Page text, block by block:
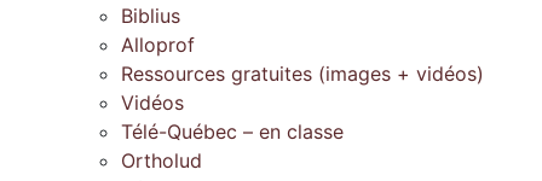
Biblius
Alloprof
Ressources gratuites (images + vidéos)
Vidéos
Télé-Québec – en classe
Ortholud